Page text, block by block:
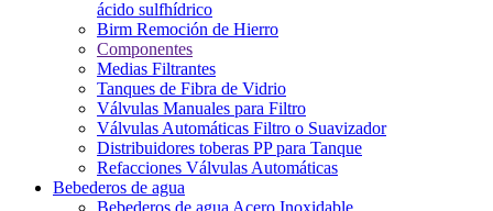
ácido sulfhídrico
Birm Remoción de Hierro
Componentes
Medias Filtrantes
Tanques de Fibra de Vidrio
Válvulas Manuales para Filtro
Válvulas Automáticas Filtro o Suavizador
Distribuidores toberas PP para Tanque
Refacciones Válvulas Automáticas
Bebederos de agua
Bebederos de agua Acero Inoxidable